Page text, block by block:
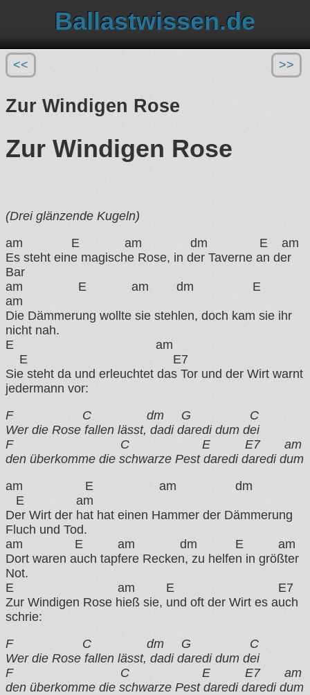
Ballastwissen.de
<< >>
Zur Windigen Rose
Zur Windigen Rose
(Drei glänzende Kugeln)
am E am dm E am
Es steht eine magische Rose, in der Taverne an der
Bar
am E am dm E
am
Die Dämmerung wollte sie stehlen, doch kam sie ihr
nicht nah.
E am
E E7
Sie steht da und erleuchtet das Tor und der Wirt warnt
jedermann vor:
F C dm G C
Wer die Rose fallen lässt, dadi daredi dum dei
F C E E7 am
den überkomme die schwarze Pest daredi daredi dum
am E am dm
E am
Der Wirt der hat hat einen Hammer der Dämmerung
Fluch und Tod.
am E am dm E am
Dort waren auch tapfere Recken, zu helfen in größter
Not.
E am E E7
Zur Windigen Rose hieß sie, und oft der Wirt es auch
schrie:
F C dm G C
Wer die Rose fallen lässt, dadi daredi dum dei
F C E E7 am
den überkomme die schwarze Pest daredi daredi dum